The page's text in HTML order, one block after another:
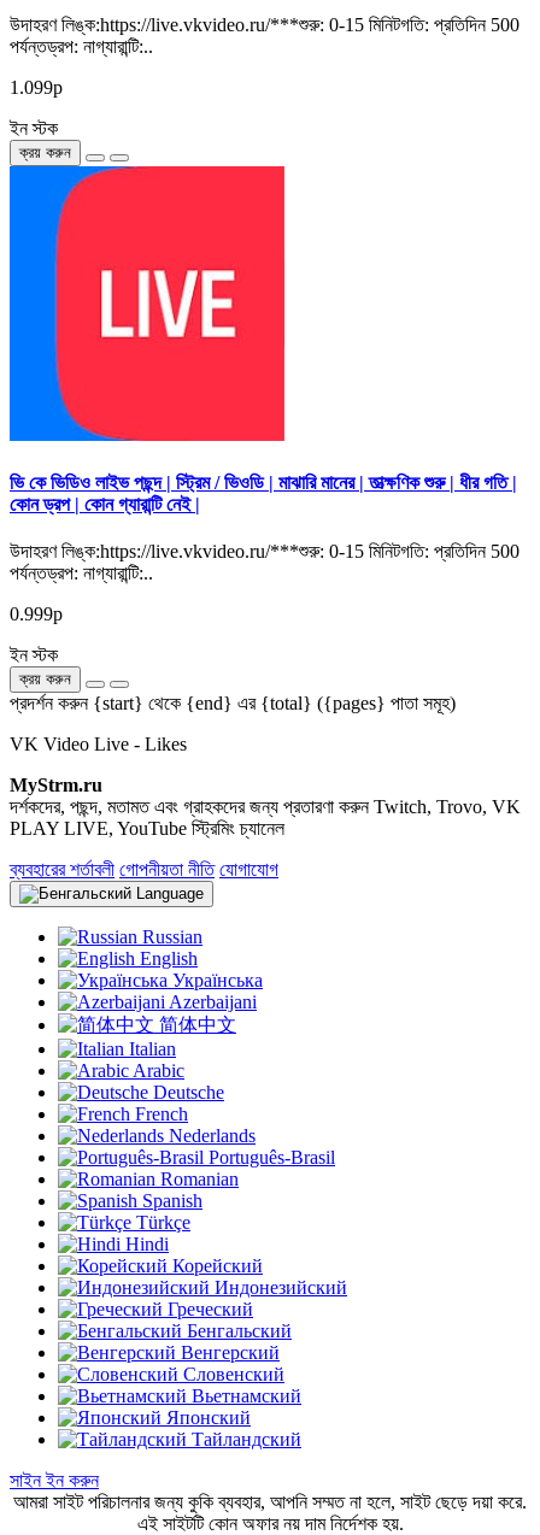
উদাহরণ লিঙ্ক:https://live.vkvideo.ru/***শুরু: 0-15 মিনিটগতি: প্রতিদিন 500
পর্যন্তড্রপ: নাগ্যারান্টি:..
1.099р
ইন স্টক
ক্রয় করুন
ভি কে ভিডিও লাইভ পছন্দ | স্ট্রিম / ভিওডি | মাঝারি মানের | তাত্ক্ষণিক শুরু | ধীর গতি |
কোন ড্রপ | কোন গ্যারান্টি নেই |
উদাহরণ লিঙ্ক:https://live.vkvideo.ru/***শুরু: 0-15 মিনিটগতি: প্রতিদিন 500
পর্যন্তড্রপ: নাগ্যারান্টি:..
0.999р
ইন স্টক
ক্রয় করুন
প্রদর্শন করুন {start} থেকে {end} এর {total} ({pages} পাতা সমূহ)
VK Video Live - Likes
MyStrm.ru
দর্শকদের, পছন্দ, মতামত এবং গ্রাহকদের জন্য প্রতারণা করুন Twitch, Trovo, VK
PLAY LIVE, YouTube স্ট্রিমিং চ্যানেল
ব্যবহারের শর্তাবলী গোপনীয়তা নীতি যোগাযোগ
Language
Russian
English
Українська
Azerbaijani
简体中文
Italian
Arabic
Deutsche
French
Nederlands
Português-Brasil
Romanian
Spanish
Türkçe
Hindi
Корейский
Индонезийский
Греческий
Бенгальский
Венгерский
Словенский
Вьетнамский
Японский
Тайландский
সাইন ইন করুন
আমরা সাইট পরিচালনার জন্য কুকি ব্যবহার, আপনি সম্মত না হলে, সাইট ছেড়ে দয়া করে.
এই সাইটটি কোন অফার নয় দাম নির্দেশক হয়.